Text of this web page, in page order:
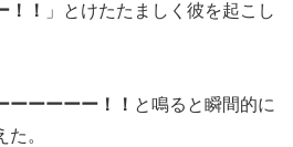
！！
」とけたたましく彼を起こし
ーーーーー！！ と鳴ると瞬間的に
。